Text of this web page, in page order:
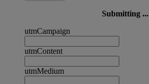
Submitting ...
utmCampaign
utmContent
utmMedium